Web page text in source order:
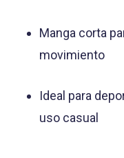
Manga corta
movimiento
Ideal para
uso casual